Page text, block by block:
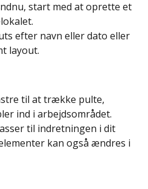
start med at oprette et
efter navn eller dato eller
layout.
til at trække pulte,
ind i arbejdsområdet.
til indretningen i dit
kan også ændres i